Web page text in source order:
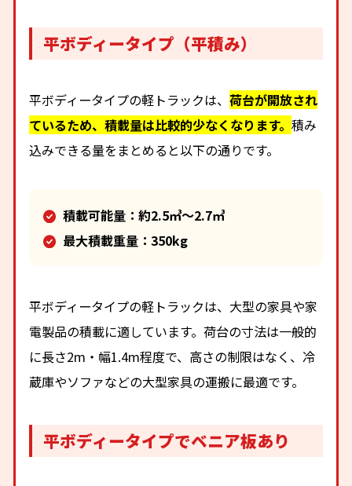
平ボディータイプ（平積み）
平ボディータイプの軽トラックは、荷台が開放され
ているため、積載量は比較的少なくなります。積み
込みできる量をまとめると以下の通りです。
積載可能量：約2.5㎥～2.7㎥
最大積載重量：350kg
平ボディータイプの軽トラックは、大型の家具や家
電製品の積載に適しています。荷台の寸法は一般的
に長さ2m・幅1.4m程度で、高さの制限はなく、冷
蔵庫やソファなどの大型家具の運搬に最適です。
平ボディータイプでベニア板あり